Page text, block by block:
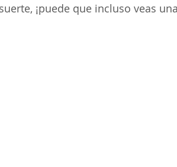
¡puede que incluso veas